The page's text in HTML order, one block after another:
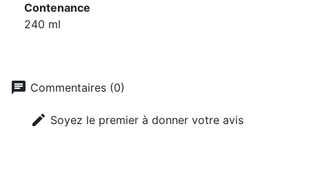
Contenance
240 ml
chat Commentaires (0)
edit Soyez le premier à donner votre avis